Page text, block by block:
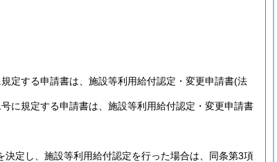
定する申請書は、施設等利用給付認定・変更申請書(法
に規定する申請書は、施設等利用給付認定・変更申請書
定し、施設等利用給付認定を行った場合は、同条第3項